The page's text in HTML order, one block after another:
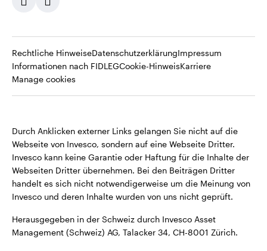
Rechtliche HinweiseOpens
in
DatenschutzerklärungOpens
in
Impressum
Informationen nach FIDLEGOpens
Cookie-HinweisOpens
KarriereOpens
Manage cookies
Durch Anklicken externer Links gelangen Sie nicht auf die
Webseite von Invesco, sondern auf eine Webseite Dritter.
Invesco kann keine Garantie oder Haftung für die Inhalte der
Webseiten Dritter übernehmen. Bei den Beiträgen Dritter
handelt es sich nicht notwendigerweise um die Meinung von
Invesco und deren Inhalte wurden von uns nicht geprüft.
Herausgegeben in der Schweiz durch Invesco Asset
Management (Schweiz) AG, Talacker 34, CH-8001 Zürich.